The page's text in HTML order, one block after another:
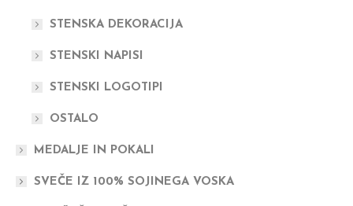
STENSKA DEKORACIJA
STENSKI NAPISI
STENSKI LOGOTIPI
OSTALO
MEDALJE IN POKALI
SVEČE IZ 100% SOJINEGA VOSKA